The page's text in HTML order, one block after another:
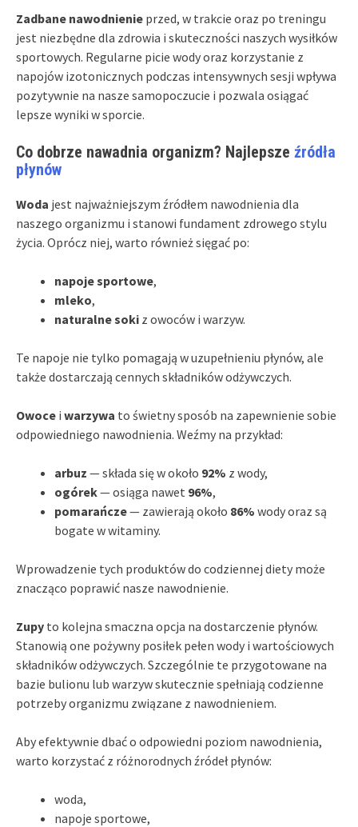
Zadbane nawodnienie przed, w trakcie oraz po treningu
jest niezbędne dla zdrowia i skuteczności naszych wysiłków
sportowych. Regularne picie wody oraz korzystanie z
napojów izotonicznych podczas intensywnych sesji wpływa
pozytywnie na nasze samopoczucie i pozwala osiągać
lepsze wyniki w sporcie.
Co dobrze nawadnia organizm? Najlepsze źródła
płynów
Woda jest najważniejszym źródłem nawodnienia dla
naszego organizmu i stanowi fundament zdrowego stylu
życia. Oprócz niej, warto również sięgać po:
napoje sportowe,
mleko,
naturalne soki z owoców i warzyw.
Te napoje nie tylko pomagają w uzupełnieniu płynów, ale
także dostarczają cennych składników odżywczych.
Owoce i warzywa to świetny sposób na zapewnienie sobie
odpowiedniego nawodnienia. Weźmy na przykład:
arbuz — składa się w około 92% z wody,
ogórek— osiąga nawet 96%,
pomarańcze— zawierają około 86% wody oraz są
bogate w witaminy.
Wprowadzenie tych produktów do codziennej diety może
znacząco poprawić nasze nawodnienie.
Zupy to kolejna smaczna opcja na dostarczenie płynów.
Stanowią one pożywny posiłek pełen wody i wartościowych
składników odżywczych. Szczególnie te przygotowane na
bazie bulionu lub warzyw skutecznie spełniają codzienne
potrzeby organizmu związane z nawodnieniem.
Aby efektywnie dbać o odpowiedni poziom nawodnienia,
warto korzystać z różnorodnych źródeł płynów:
woda,
napoje sportowe,